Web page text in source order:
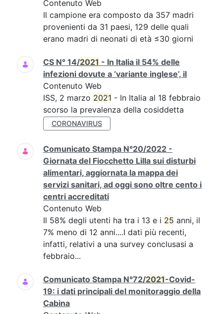
Contenuto Web
Il campione era composto da 357 madri
provenienti da 31 paesi, 129 delle quali
erano madri di neonati di età ≤30 giorni
CS N° 14/2021 - In Italia il 54% delle
infezioni dovute a ‘variante inglese’, il
Contenuto Web
ISS, 2 marzo 2021 - In Italia al 18 febbraio
scorso la prevalenza della cosiddetta
CORONAVIRUS
Comunicato Stampa N°20/2022 -
Giornata del Fiocchetto Lilla sui disturbi
alimentari, aggiornata la mappa dei
servizi sanitari, ad oggi sono oltre cento i
centri accreditati
Contenuto Web
Il 58% degli utenti ha tra i 13 e i 25 anni, il
7% meno di 12 anni....I dati più recenti,
infatti, relativi a una survey conclusasi a
febbraio...
Comunicato Stampa N°72/2021-Covid-
19: i dati principali del monitoraggio della
Cabina